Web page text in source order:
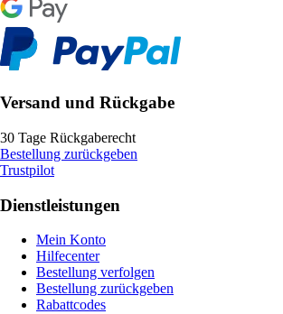
Versand und Rückgabe
30 Tage Rückgaberecht
Bestellung zurückgeben
Trustpilot
Dienstleistungen
Mein Konto
Hilfecenter
Bestellung verfolgen
Bestellung zurückgeben
Rabattcodes